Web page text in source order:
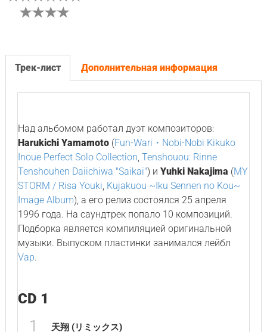
Трек-лист Дополнительная информация
Над альбомом работал дуэт композиторов:
Harukichi Yamamoto(Fun-Wari・Nobi-Nobi Kikuko
Inoue Perfect Solo Collection, Tenshouou: Rinne
Tenshouhen Daiichiwa "Saikai") и Yuhki Nakajima (MY
STORM / Risa Youki, Kujakuou ~Iku Sennen no Kou~
Image Album), а его релиз состоялся 25 апреля
1996 года. На саундтрек попало 10 композиций.
Подборка является компиляцией оригинальной
музыки. Выпуском пластинки занимался лейбл
Vap.
CD 1
1 天翔 (リミックス)